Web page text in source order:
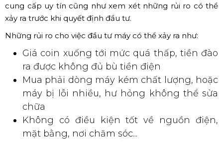
cung cấp uy tín cũng như xem xét những rủi ro có thể
xảy ra trước khi quyết định đầu tư.
Những rủi ro cho việc đầu tư máy có thể xảy ra như:
Giá coin xuống tới mức quá thấp, tiền đào
ra được không đủ bù tiền điện
Mua phải dòng máy kém chất lượng, hoặc
máy bị lỗi nhiều, hư hỏng không thể sửa
chữa
Không có điều kiện tốt về nguồn điện,
mặt bằng, nơi chăm sóc...